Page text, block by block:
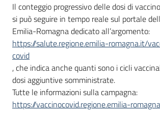
Il conteggio progressivo delle dosi di
si può seguire in tempo reale sul portale
Emilia-Romagna dedicato all’argomento:
https://salute.regione.emilia-romagna.it/
covid
, che indica anche quanti sono i cicli
dosi aggiuntive somministrate.
Tutte le informazioni sulla campagna:
https://vaccinocovid.regione.emilia-